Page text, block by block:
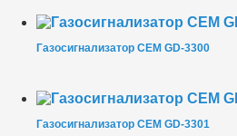
Газосигнализатор CEM GD-3300
Газосигнализатор CEM GD-3301